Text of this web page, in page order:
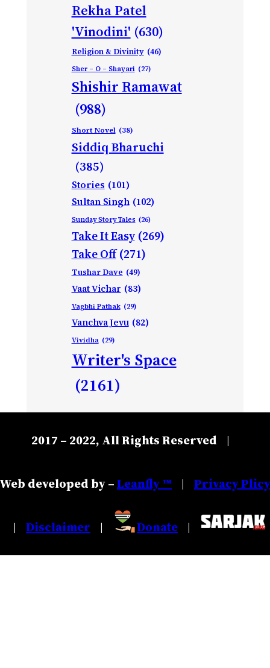
Rekha Patel
'Vinodini' (630)
Religion & Divinity (46)
Sher – O – Shayari (27)
Shishir Ramawat
(988)
Short Novel (38)
Siddiq Bharuchi
(385)
Stories (101)
Sultan Singh (102)
Sunday Story Tales (26)
Take It Easy (269)
Take Off (271)
Tushar Dave (49)
Vaat Vichar (83)
Vagbhi Pathak (29)
Vanchva Jevu (82)
Vividha (29)
Writer's Space
(2161)
2017 – 2022, All Rights Reserved |
Web developed by –Leanfly ™ | Privacy Plicy
| Disclaimer | Donate |